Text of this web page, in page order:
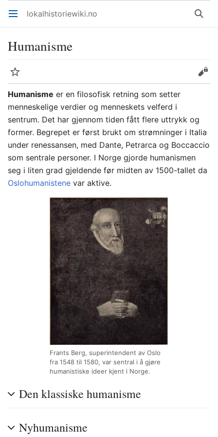
Åpne hovedmenyen lokalhistoriewiki.no Søk
Humanisme
Overvåk
Rediger
Humanisme er en filosofisk retning som setter
menneskelige verdier og menneskets velferd i
sentrum. Det har gjennom tiden fått flere uttrykk og
former. Begrepet er først brukt om strømninger i Italia
under renessansen, med Dante, Petrarca og Boccaccio
som sentrale personer. I Norge gjorde humanismen
seg i liten grad gjeldende før midten av 1500-tallet da
Oslohumanistene var aktive.
Frants Berg, superintendent av Oslo
fra 1548 til 1580, var sentral i å gjøre
humanistiske ideer kjent i Norge.
Den klassiske humanisme
Nyhumanisme